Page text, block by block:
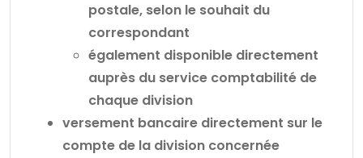
postale, selon le souhait du
correspondant
également disponible directement
auprès du service comptabilité de
chaque division
versement bancaire directement sur le
compte de la division concernée